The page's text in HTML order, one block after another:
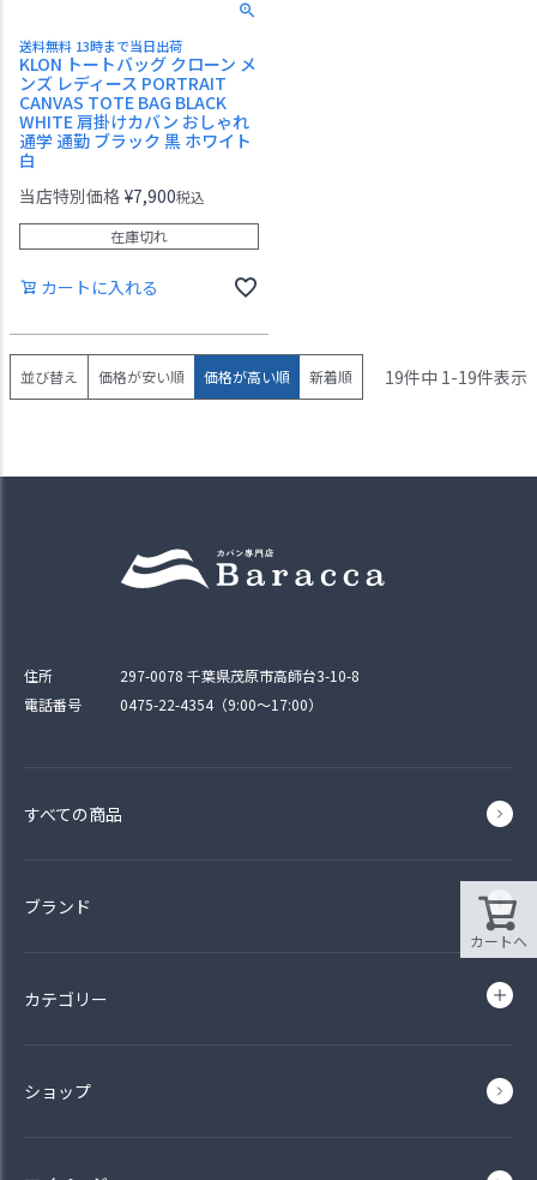
送料無料 13時まで当日出荷
KLON トートバッグ クローン メ
ンズ レディース PORTRAIT
CANVAS TOTE BAG BLACK
WHITE 肩掛けカバン おしゃれ
通学 通勤 ブラック 黒 ホワイト
白
当店特別価格 ¥7,900税込
在庫切れ
カートに入れる
並び替え 価格が安い順 価格が高い順 新着順 19件中 1-19件表示
カートへ
住所
297-0078 千葉県茂原市高師台3-10-8
電話番号
0475-22-4354（9:00〜17:00）
すべての商品
ブランド
カテゴリー
ショップ